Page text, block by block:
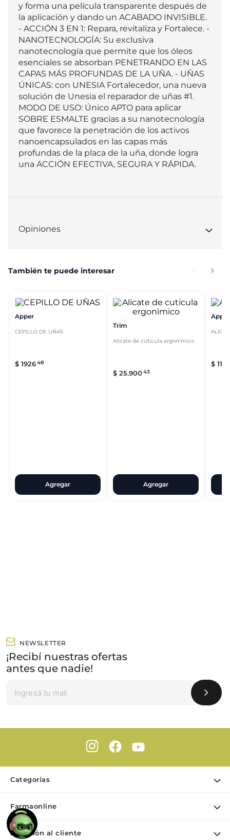
y forma una película transparente después de
la aplicación y dando un ACABADO INVISIBLE.
- ACCIÓN 3 EN 1: Repara, revitaliza y Fortalece. -
NANOTECNOLOGÍA: Su exclusiva
nanotecnología que permite que los óleos
esenciales se absorban PENETRANDO EN LAS
CAPAS MÁS PROFUNDAS DE LA UÑA. - UÑAS
ÚNICAS: con UNESIA Fortalecedor, una nueva
solución de Unesia el reparador de uñas #1.
MODO DE USO: Único APTO para aplicar
SOBRE ESMALTE gracias a su nanotecnología
que favorece la penetración de los activos
nanoencapsulados en las capas más
profundas de la placa de la uña, donde logra
una ACCIÓN EFECTIVA, SEGURA Y RÁPIDA.
Opiniones
También te puede interesar
Apper
CEPILLO DE UÑAS
$ 192648
Agregar
Trim
Alicate de cuticula ergonimico
$ 25.90043
Agregar
Apper
$ 11
NEWSLETTER
¡Recibí nuestras ofertas
antes que nadie!
Categorías
Cuidado Personal
Dermocosmética
Farmaonline
Nuestra empresa
Atención al cliente